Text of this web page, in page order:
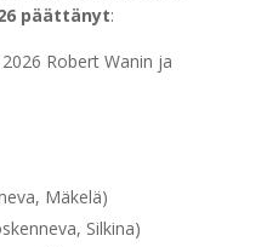
päättänyt:
Robert Wanin ja
Mäkelä)
Silkina)